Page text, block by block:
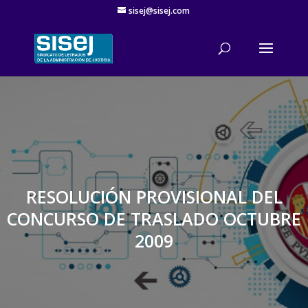
sisej@sisej.com
'
RESOLUCIÓN PROVISIONAL DEL
CONCURSO DE TRASLADO OCTUBRE
2009